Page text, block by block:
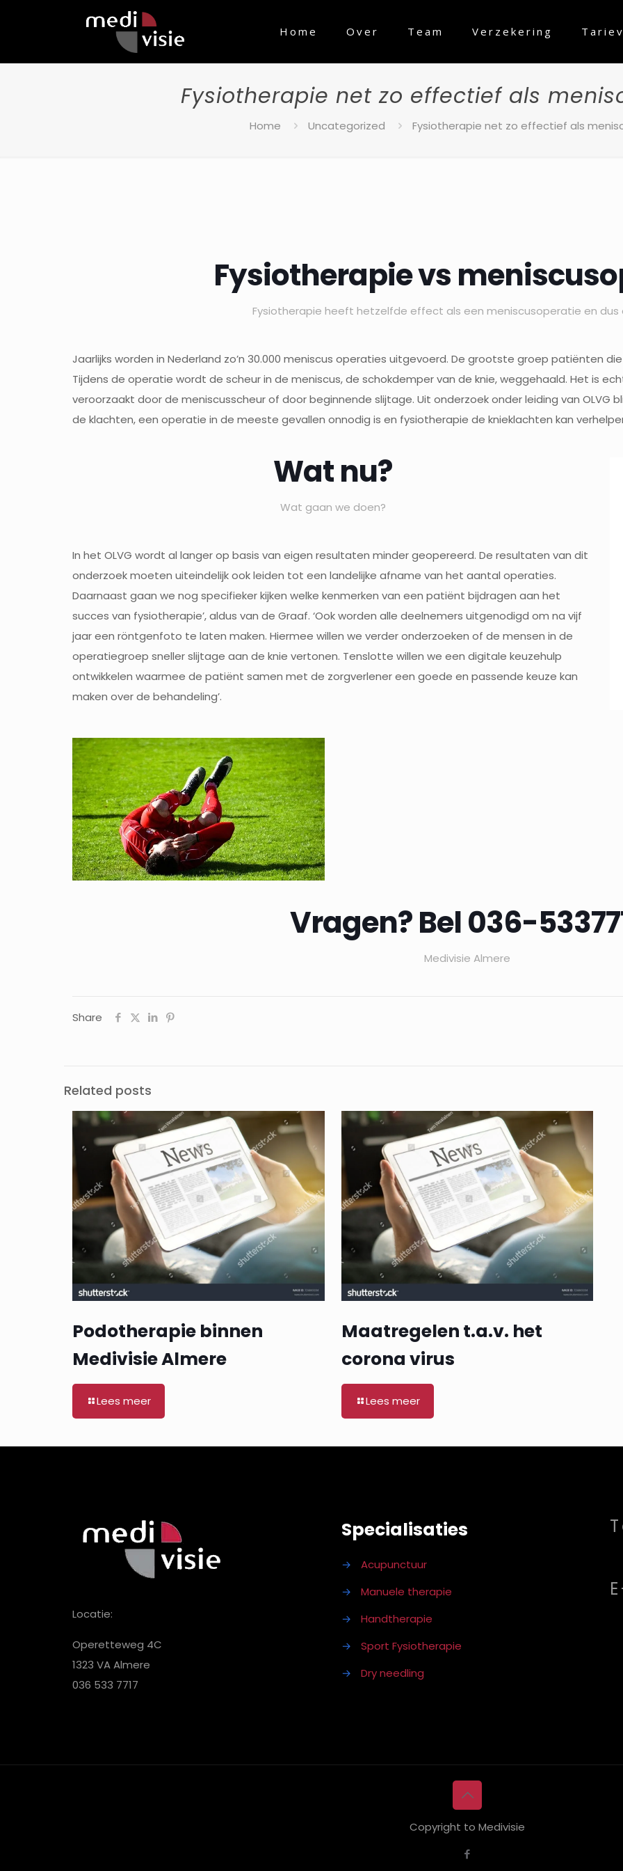
Home Over Team Verzekering
Fysiotherapie net zo effectief als
Home Uncategorized Fysiotherapie net zo effectief als
Fysiotherapie vs
Fysiotherapie heeft hetzelfde effect als een meniscusoperatie en dus
Jaarlijks worden in Nederland zo’n 30.000 meniscus operaties uitgevoerd. De grootste groep patiënten
Tijdens de operatie wordt de scheur in de meniscus, de schokdemper van de knie, weggehaald. Het is
veroorzaakt door de meniscusscheur of door beginnende slijtage. Uit onderzoek onder leiding van OLVG
de klachten, een operatie in de meeste gevallen onnodig is en fysiotherapie de knieklachten kan
Wat nu?
Wat gaan we doen?
In het OLVG wordt al langer op basis van eigen resultaten minder geopereerd. De resultaten van dit
onderzoek moeten uiteindelijk ook leiden tot een landelijke afname van het aantal operaties.
Daarnaast gaan we nog specifieker kijken welke kenmerken van een patiënt bijdragen aan het
succes van fysiotherapie’, aldus van de Graaf. ‘Ook worden alle deelnemers uitgenodigd om na vijf
jaar een röntgenfoto te laten maken. Hiermee willen we verder onderzoeken of de mensen in de
operatiegroep sneller slijtage aan de knie vertonen. Tenslotte willen we een digitale keuzehulp
ontwikkelen waarmee de patiënt samen met de zorgverlener een goede en passende keuze kan
maken over de behandeling’.
Vragen? Bel 036-
Medivisie Almere
Share
Related posts
Podotherapie binnen
Medivisie Almere
Lees meer
Maatregelen t.a.v. het
corona virus
Lees meer
Locatie:
Operetteweg 4C
1323 VA Almere
036 533 7717
Specialisaties
→
Acupunctuur
→
Manuele therapie
→
Handtherapie
→
Sport Fysiotherapie
→
Dry needling
Copyright to Medivisie